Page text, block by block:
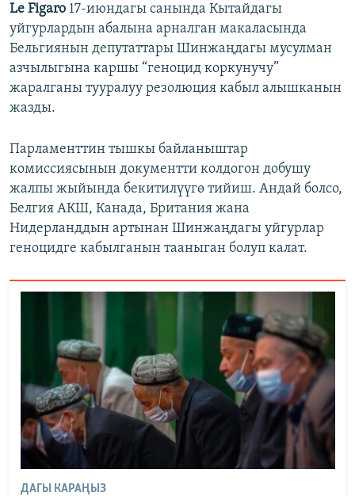
Le Figaro 17-июндагы санында Кытайдагы
уйгурлардын абалына арналган макаласында
Бельгиянын депутаттары Шинжаңдагы мусулман
азчылыгына каршы “геноцид коркунучу”
жаралганы тууралуу резолюция кабыл алышканын
жазды.
Парламенттин тышкы байланыштар
комиссиясынын документти колдогон добушу
жалпы жыйында бекитилүүгө тийиш. Андай болсо,
Белгия АКШ, Канада, Британия жана
Нидерланддын артынан Шинжаңдагы уйгурлар
геноцидге кабылганын тааныган болуп калат.
ДАГЫ КАРАҢЫЗ